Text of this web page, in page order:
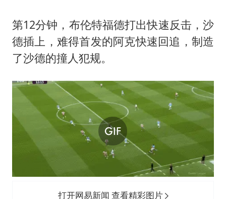
第12分钟，布伦特福德打出快速反击，沙
德插上，难得首发的阿克快速回追，制造
了沙德的撞人犯规。
打开网易新闻 查看精彩图片